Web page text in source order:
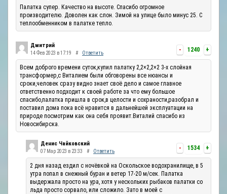
Палатка супер. Качество на высоте. Спасибо огромное
производителю. Доволен как слон. Зимой на улице было минус 25. С
теплообменником в палатке тепло.
- 1240 +
Дмитрий
14 Фев 2023 в 17:19 # Ответить
Всем доброго времени суток,купил палатку 2,2×2,2×2 3-х слойная
трансформер,с Виталием были обговорены все нюансы и
сроки,человек сразу видно знает своё дело и самое главное
ответственно подходит к своей работе за что ему большое
спасибо,палатка пришла в срок,в целости и сохраности,разобрал и
поставил дома пока всё нравится в дальнейшей эксплуатации на
природе посмотрим как она себя проявит.Виталий спасибо из
Новосибирска.
- 1534 +
Денис Чайковский
07 Мар 2023 в 23:33 # Ответить
2 дня назад ездил с ночёвкой на Оскольское водохранилище, в 5
утра попал в снежный буран и ветер 17-20 м/сек. Палатка
выдержала просто на ура, хотя у нескольких рыбаков палатки со
льда просто сорвало, или сложило. Зато в моей с